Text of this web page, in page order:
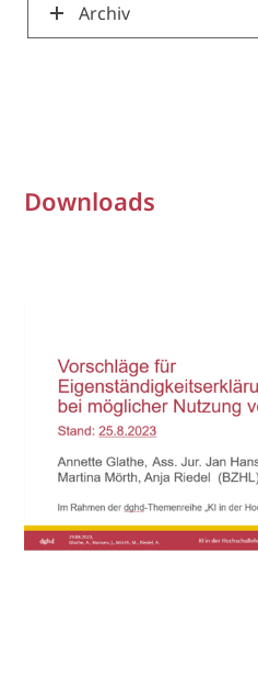
Archiv
Downloads